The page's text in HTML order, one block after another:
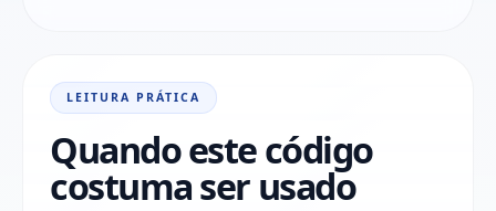
LEITURA PRÁTICA
Quando este código
costuma ser usado